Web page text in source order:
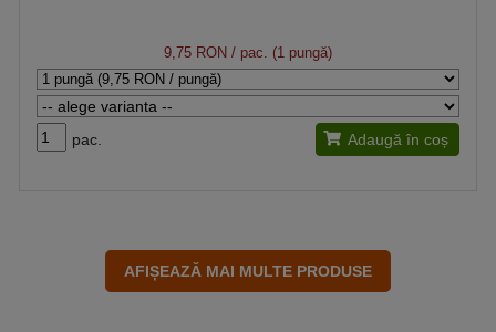
9,75 RON / pac. (1 pungă)
pac. Adaugă în coș